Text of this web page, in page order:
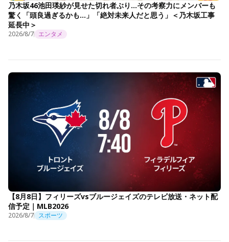
乃木坂46池田瑛紗が見せた切れ者ぶり…その考察力にメンバーも
驚く「頭良過ぎるかも…」「絶対未来人だと思う」＜乃木坂工事
延長中＞
2026/8/7 エンタメ
【8月8日】フィリーズvsブルージェイズのテレビ放送・ネット配
信予定｜MLB2026
2026/8/7 スポーツ